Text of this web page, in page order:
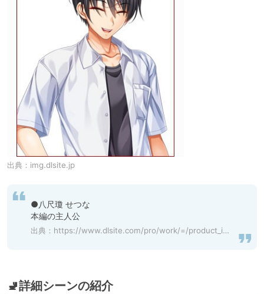
出典： img.dlsite.jp
●八尺瓊 せつな
本編の主人公
出典： https://www.dlsite.com/pro/work/=/product_id/VJ01002473.html
🚽詳細シーンの紹介